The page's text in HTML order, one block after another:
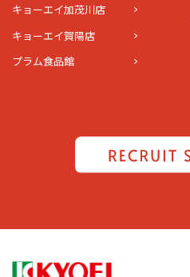
キョーエイ加茂川店
キョーエイ賀陽店
プラム食品館